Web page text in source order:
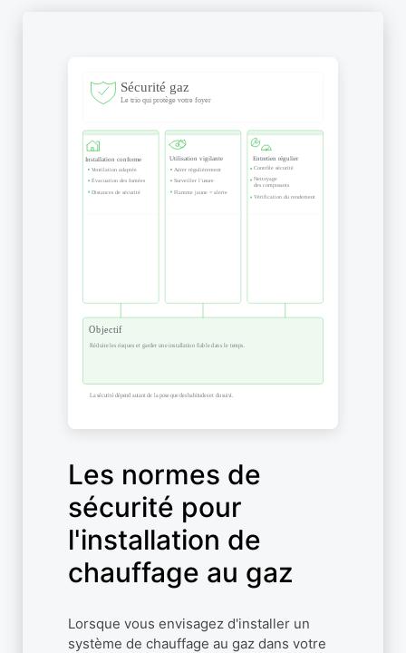
Les normes de
sécurité pour
l'installation de
chauffage au gaz
Lorsque vous envisagez d'installer un
système de chauffage au gaz dans votre